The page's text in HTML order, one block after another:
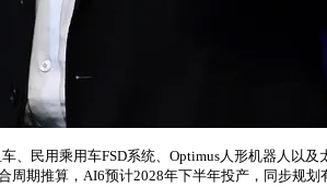
、民用乘用车FSD系统、Optimus人形机器人
期推算，AI6预计2028年下半年投产，同步规划